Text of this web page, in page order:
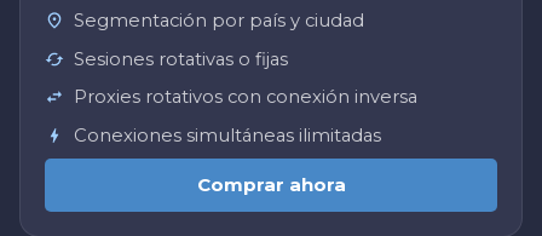
Segmentación por país y ciudad
Sesiones rotativas o fijas
Proxies rotativos con conexión inversa
Conexiones simultáneas ilimitadas
Comprar ahora